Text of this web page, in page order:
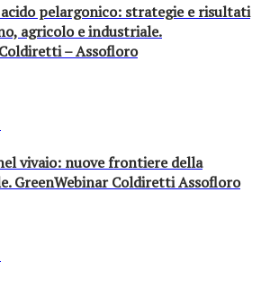
pelargonico: strategie e risultati
agricolo e industriale.
– Assofloro
vivaio: nuove frontiere della
GreenWebinar Coldiretti Assofloro